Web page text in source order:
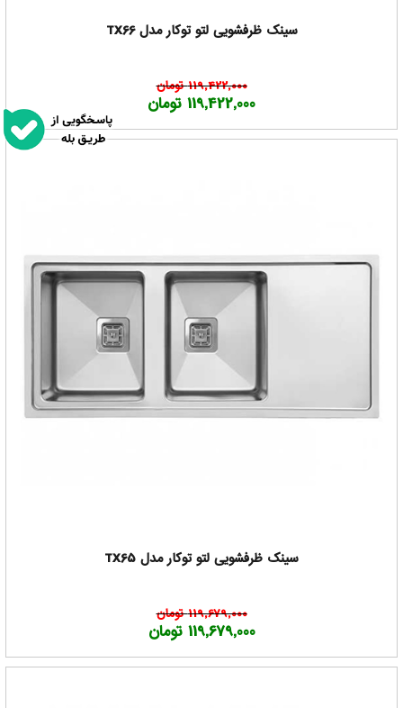
سینک ظرفشویی لتو توکار مدل TX66
119,422,000 تومان
119,422,000 تومان
سینک ظرفشویی لتو توکار مدل TX65
119,679,000 تومان
119,679,000 تومان